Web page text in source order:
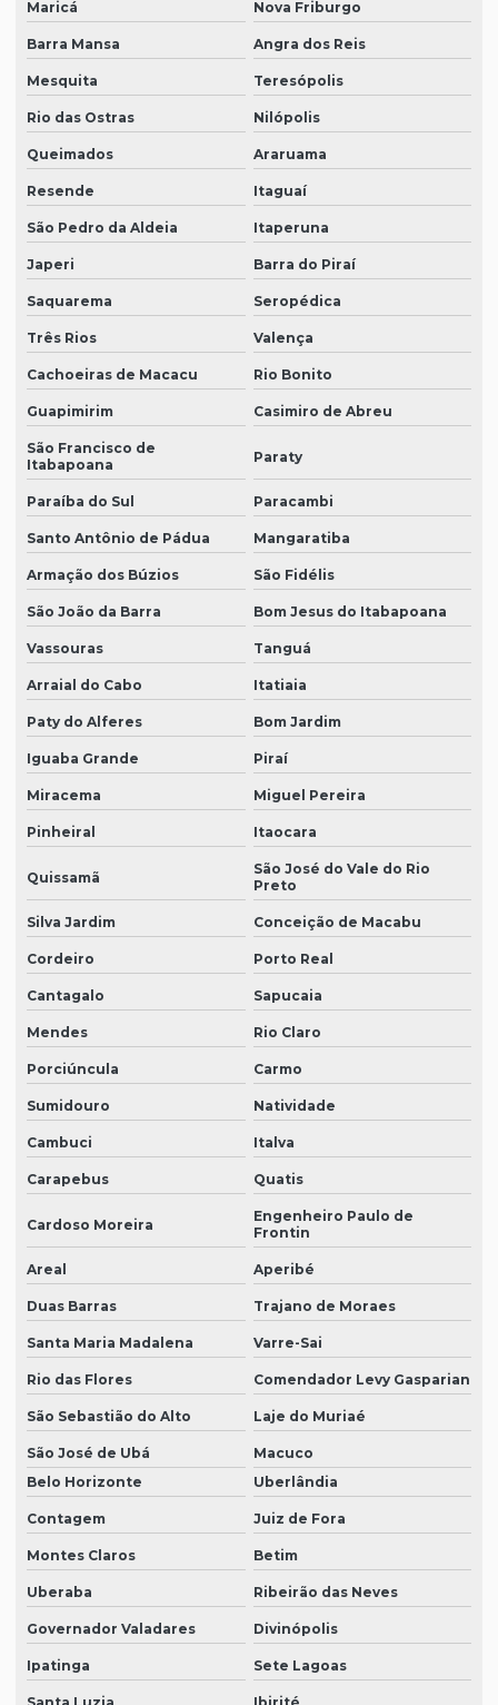
Maricá Nova Friburgo
Barra Mansa Angra dos Reis
Mesquita Teresópolis
Rio das Ostras Nilópolis
Queimados Araruama
Resende Itaguaí
São Pedro da Aldeia Itaperuna
Japeri Barra do Piraí
Saquarema Seropédica
Três Rios Valença
Cachoeiras de Macacu Rio Bonito
Guapimirim Casimiro de Abreu
São Francisco de
Itabapoana
Paraty
Paraíba do Sul Paracambi
Santo Antônio de Pádua Mangaratiba
Armação dos Búzios São Fidélis
São João da Barra Bom Jesus do Itabapoana
Vassouras Tanguá
Arraial do Cabo Itatiaia
Paty do Alferes Bom Jardim
Iguaba Grande Piraí
Miracema Miguel Pereira
Pinheiral Itaocara
Quissamã
São José do Vale do Rio
Preto
Silva Jardim Conceição de Macabu
Cordeiro Porto Real
Cantagalo Sapucaia
Mendes Rio Claro
Porciúncula Carmo
Sumidouro Natividade
Cambuci Italva
Carapebus Quatis
Cardoso Moreira
Engenheiro Paulo de
Frontin
Areal Aperibé
Duas Barras Trajano de Moraes
Santa Maria Madalena Varre-Sai
Rio das Flores Comendador Levy Gasparian
São Sebastião do Alto Laje do Muriaé
São José de Ubá
Macuco
Belo Horizonte
Uberlândia
Contagem Juiz de Fora
Montes Claros Betim
Uberaba Ribeirão das Neves
Governador Valadares Divinópolis
Ipatinga Sete Lagoas